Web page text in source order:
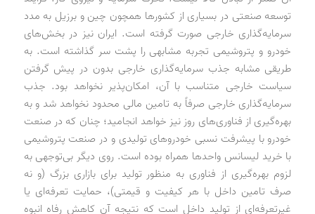
توسعه صنعتی در بسیاری از کشورها همچون چین و برزیل به مدد
سرمایه‌گذاری خارجی صورت گرفته است. ایران نیز در بخش‌های
خودرو و پتروشیمی تجربه مشابهی را پشت سر گذاشته است. به
طریقی مشابه جذب سرمایه‌گذاری خارجی بدون در پیش گرفتن
سیاست خارجی متناسب با آن، امکان‌پذیر نخواهد بود. جذب
سرمایه‌گذاری خارجی صرفاً به تامین مالی محدود نخواهد شد و به
بهره‌گیری از فناوری‌های روز نیز خواهد انجامید؛ چنان که در صنعت
خودرو با پیشرفت نسبی خودروهای تولیدی و در صنعت پتروشیمی
با خرید لیسانس واحدها همراه بوده است. روی دیگر بی‌توجهی به
لزوم بهره‌گیری از فناوری به منظور تولید برای بازاری بزرگ (و نه
صرف تامین داخل با هر کیفیت و قیمتی)، حمایت تعرفه‌ای یا
غیرتعرفه‌ای از تولید داخل است که نتیجه آن کاهش رفاه انبوه